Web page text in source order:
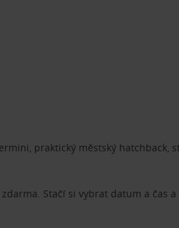
praktický městský hatchback,
Stačí si vybrat datum a čas